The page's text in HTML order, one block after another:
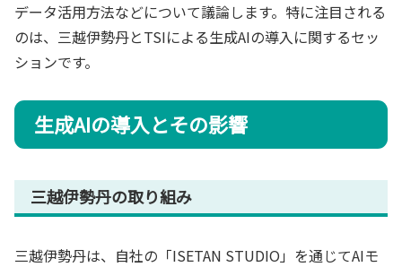
データ活用方法などについて議論します。特に注目される
のは、三越伊勢丹とTSIによる生成AIの導入に関するセッ
ションです。
生成AIの導入とその影響
三越伊勢丹の取り組み
三越伊勢丹は、自社の「ISETAN STUDIO」を通じてAIモ